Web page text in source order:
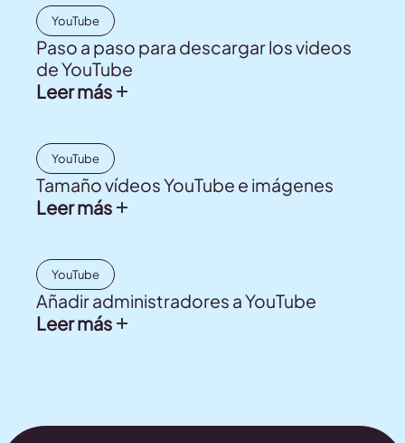
YouTube
Paso a paso para descargar los videos
de YouTube
Leer más
YouTube
Tamaño vídeos YouTube e imágenes
Leer más
YouTube
Añadir administradores a YouTube
Leer más